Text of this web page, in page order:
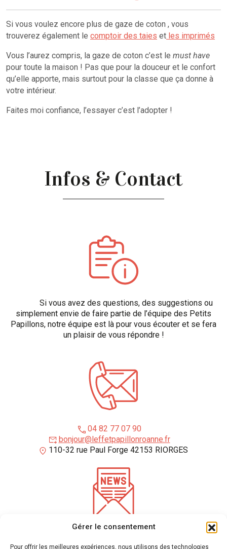
Gérer le consentement
Pour offrir les meilleures expériences, nous utilisons des technologies
Si vous voulez encore plus de gaze de coton , vous
trouverez également le comptoir des taies et les imprimés
Vous l’aurez compris, la gaze de coton c’est le must have
pour toute la maison ! Pas que pour la douceur et le confort
qu’elle apporte, mais surtout pour la classe que ça donne à
votre intérieur.
Faites moi confiance, l’essayer c’est l’adopter !
Infos & Contact
Si vous avez des questions, des suggestions ou
simplement envie de faire partie de l’équipe des Petits
Papillons, notre équipe est là pour vous écouter et se fera
un plaisir de vous répondre !
04 82 77 07 90
bonjour@leffetpapillonroanne.fr
110-32 rue Paul Forge 42153 RIORGES
champs requis
Entrez votre adresse e-mail pour recevoir notre newsletter